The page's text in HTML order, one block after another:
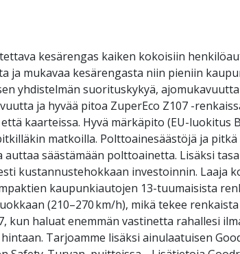
kesärengas kaiken kokoisiin
ja mukavaa kesärengasta niin pieniin
yhdistelmän suorituskykyä,
ja hyvää pitoa ZuperEco Z107 -
kaarteissa. Hyvä märkäpito (EU-luokitus
matkoilla. Polttoainesäästöjä ja
säästämään polttoainetta. Lisäksi
kustannustehokkaan investoinnin. Laaja
kaupunkiautojen 13-tuumaisista
(210–270 km/h), mikä tekee
kun haluat enemmän vastinetta rahallesi
Tarjoamme lisäksi ainulaatuisen